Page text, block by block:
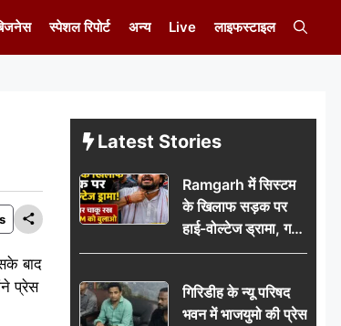
स्पेशल रिपोर्ट अन्य Live लाइफस्टाइल
बाद
प्रेस
Latest Stories
Ramgarh में सिस्टम
के खिलाफ सड़क पर
हाई-वोल्टेज ड्रामा, गर्दन
पर चाकू रख बोला- CM
वायरल
गिरिडीह के न्यू परिषद
भवन में भाजयुमो की प्रेस